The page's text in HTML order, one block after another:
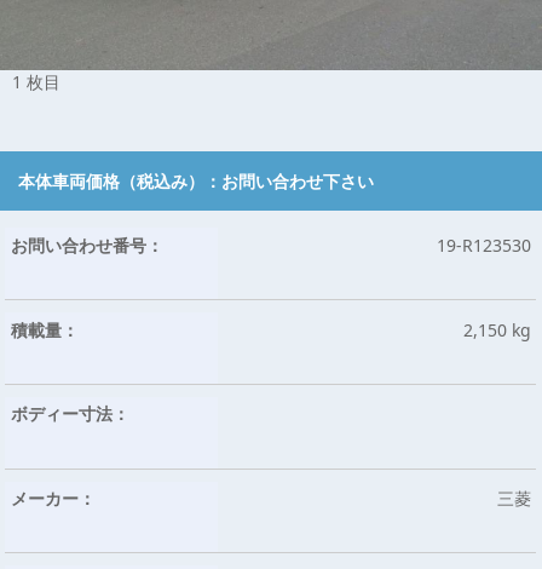
1 枚目
本体車両価格（税込み）： お問い合わせ下さい
お問い合わせ番号： 19-R123530
積載量： 2,150 kg
ボディー寸法：
メーカー： 三菱